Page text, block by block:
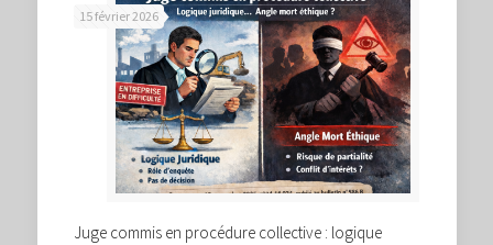
15 février 2026
Juge commis en procédure collective : logique